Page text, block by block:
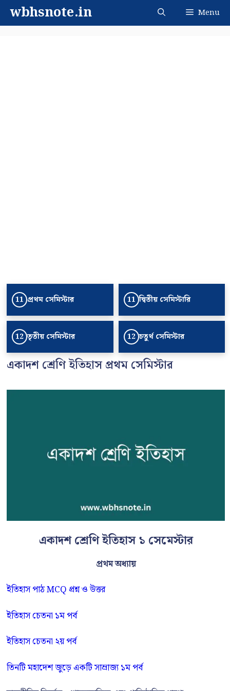
Skipwbhsnote.in Menu
11 প্রথম সেমিস্টার 11 দ্বিতীয় সেমিস্টারি
12 তৃতীয় সেমিস্টার 12 চতুর্থ সেমিস্টার
একাদশ শ্রেণি ইতিহাস প্রথম সেমিস্টার
একাদশ শ্রেণি ইতিহাস ১ সেমেস্টার
প্রথম অধ্যায়
ইতিহাস পাঠ MCQ প্রশ্ন ও উত্তর
ইতিহাস চেতনা ১ম পর্ব
ইতিহাস চেতনা ২য় পর্ব
তিনটি মহাদেশ জুড়ে একটি সাম্রাজ্য ১ম পর্ব